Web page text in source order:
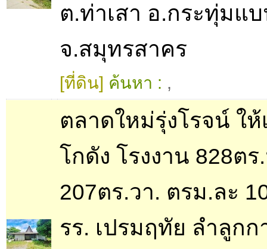
ต.ท่าเสา อ.กระทุ่มแ
จ.สมุทรสาคร
[ที่ดิน] ค้นหา : ,
ตลาดใหม่รุ่งโรจน์ ให้
โกดัง โรงงาน 828ตร
207ตร.วา. ตรม.ละ
รร. เปรมฤทัย ลำลูกก